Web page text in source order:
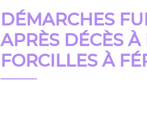
DÉMARCHES
APRÈS DÉCÈS
FORCILLES À